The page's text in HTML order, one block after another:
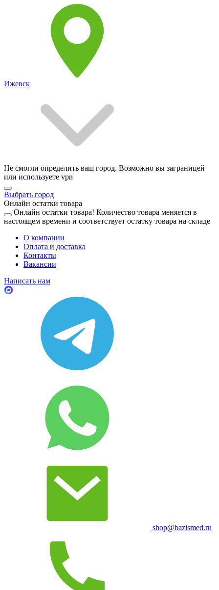
Ижевск
Не смогли определить ваш город. Возможно вы заграницей
или используете vpn
Выбрать город
Онлайн остатки товара
Онлайн остатки товара! Количество товара меняется в
настоящем времени и соответствует остатку товара на складе
О компании
Оплата и доставка
Контакты
Вакансии
Написать нам
shop@bazismed.ru